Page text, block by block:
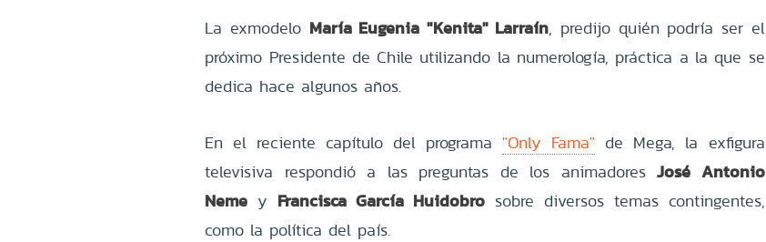
La exmodelo María Eugenia "Kenita" Larraín, predijo quién podría ser el
próximo Presidente de Chile utilizando la numerología, práctica a la que se
dedica hace algunos años.
En el reciente capítulo del programa"Only Fama" de Mega, la exfigura
televisiva respondió a las preguntas de los animadoresJosé Antonio
Neme y Francisca García Huidobrosobre diversos temas contingentes,
como la política del país.